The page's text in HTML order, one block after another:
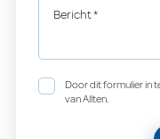
Bericht*
Door dit formulier in
van Allten.